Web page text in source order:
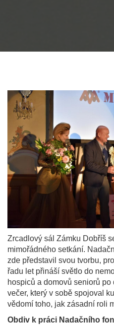
Zrcadlový sál Zámku Dobříš
mimořádného setkání.
zde představil svou tvorbu,
řadu let přináší světlo do
hospiců a domovů seniorů
večer, který v sobě spojoval
vědomí toho, jak zásadní roli
Obdiv k práci Nadačního